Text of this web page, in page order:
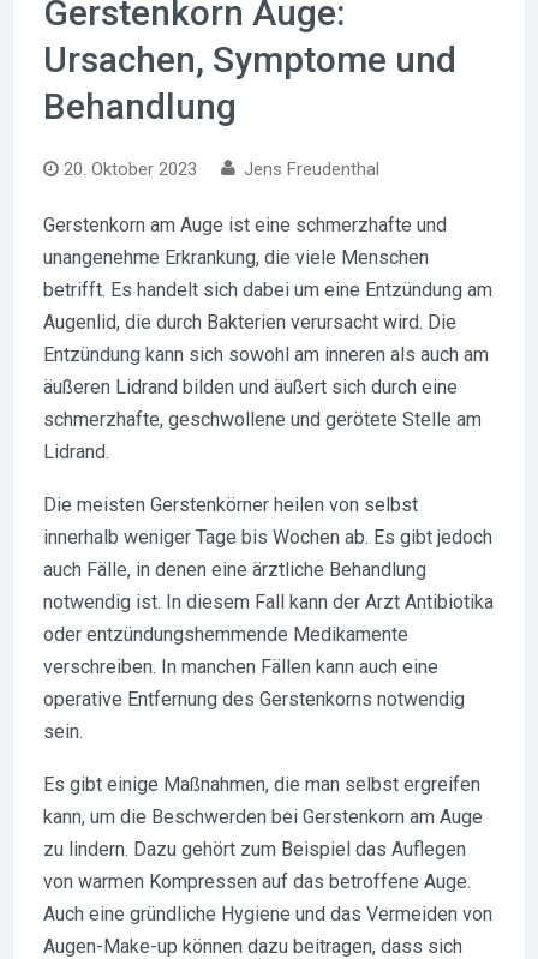
Gerstenkorn Auge:
Ursachen, Symptome und
Behandlung
20. Oktober 2023 Jens Freudenthal
Gerstenkorn am Auge ist eine schmerzhafte und
unangenehme Erkrankung, die viele Menschen
betrifft. Es handelt sich dabei um eine Entzündung am
Augenlid, die durch Bakterien verursacht wird. Die
Entzündung kann sich sowohl am inneren als auch am
äußeren Lidrand bilden und äußert sich durch eine
schmerzhafte, geschwollene und gerötete Stelle am
Lidrand.
Die meisten Gerstenkörner heilen von selbst
innerhalb weniger Tage bis Wochen ab. Es gibt jedoch
auch Fälle, in denen eine ärztliche Behandlung
notwendig ist. In diesem Fall kann der Arzt Antibiotika
oder entzündungshemmende Medikamente
verschreiben. In manchen Fällen kann auch eine
operative Entfernung des Gerstenkorns notwendig
sein.
Es gibt einige Maßnahmen, die man selbst ergreifen
kann, um die Beschwerden bei Gerstenkorn am Auge
zu lindern. Dazu gehört zum Beispiel das Auflegen
von warmen Kompressen auf das betroffene Auge.
Auch eine gründliche Hygiene und das Vermeiden von
Augen-Make-up können dazu beitragen, dass sich